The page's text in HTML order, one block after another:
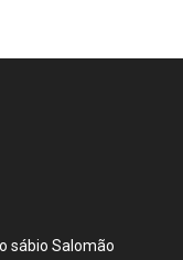
sábio Salomão